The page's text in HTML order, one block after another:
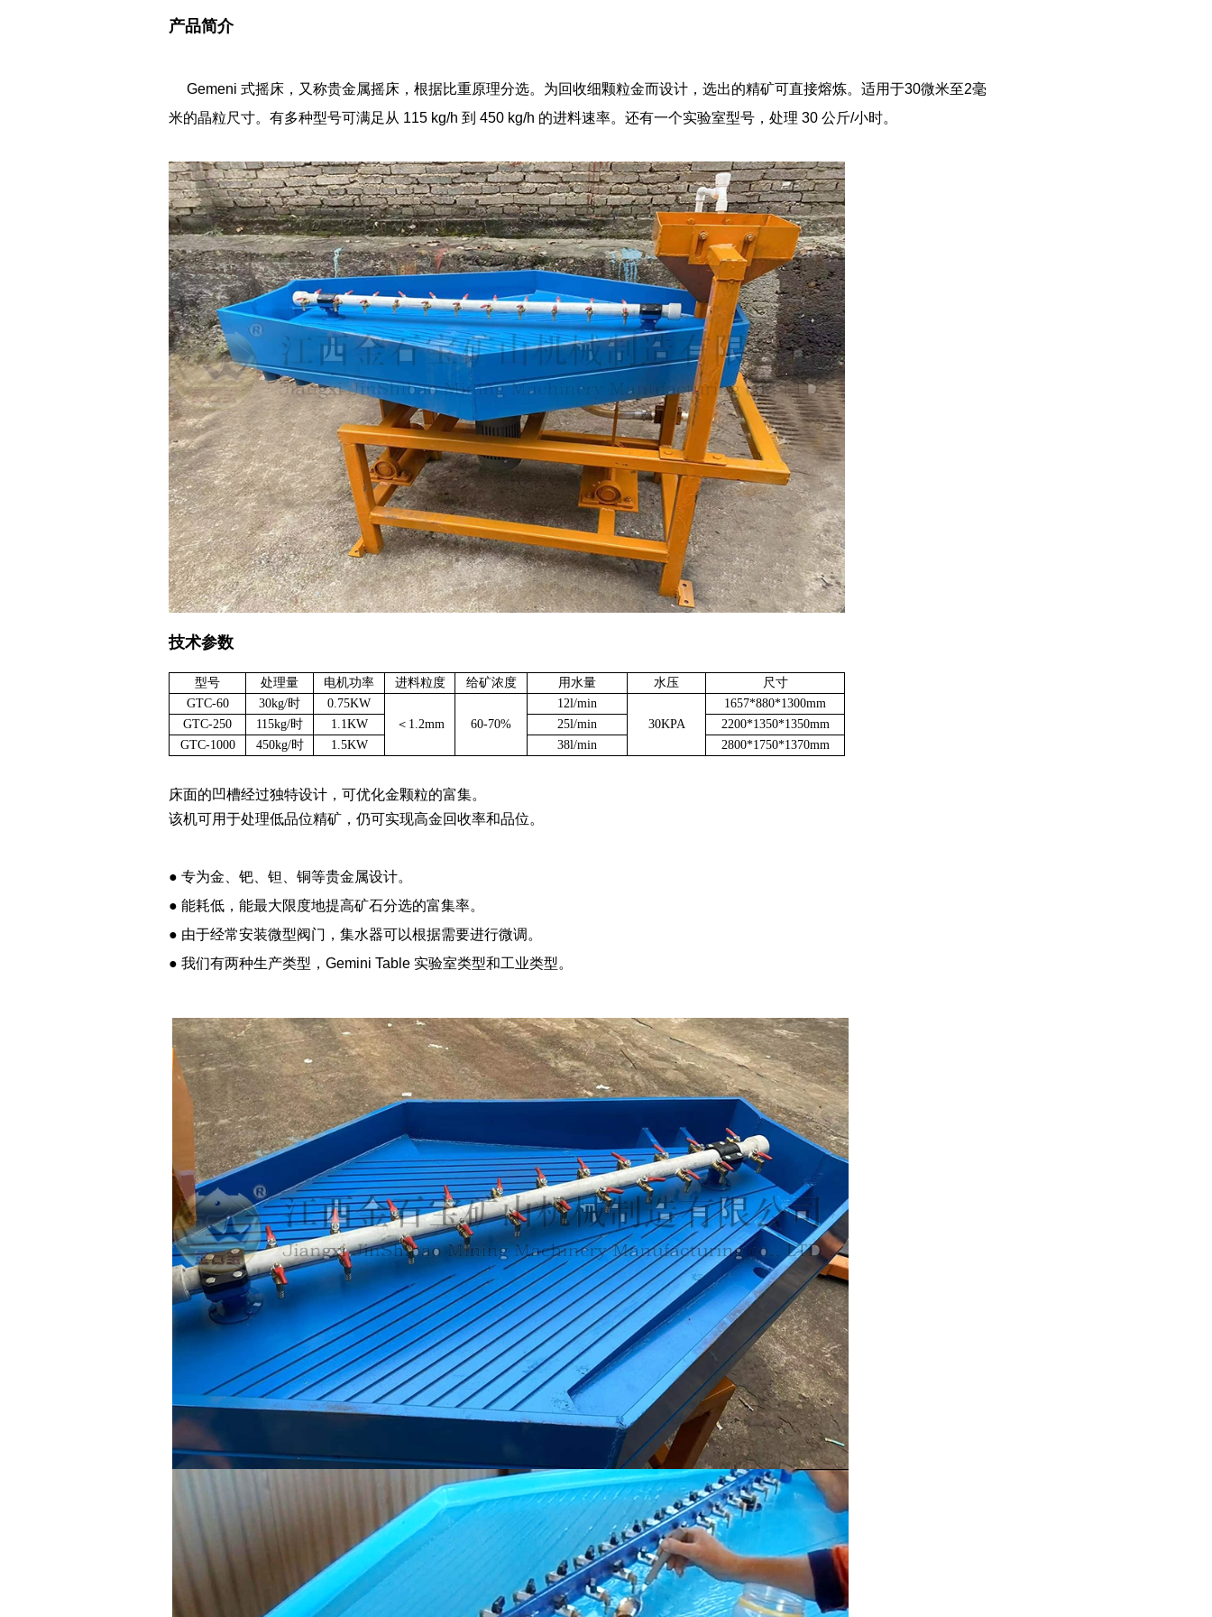
产品简介
Gemeni 式摇床，又称贵金属摇床，根据比重原理分选。为回收细颗粒金而设计，选出的精矿可直接熔炼。适用于30微米至2毫
米的晶粒尺寸。 有多种型号可满足从 115 kg/h 到 450 kg/h 的进料速率。还有一个实验室型号 ，处理 30 公斤/小时。
技术参数
型号 处理量 电机功率 进料粒度 给矿浓度 用水量 水压
尺寸
GTC-60
30kg/时
0.75KW
＜1.2mm
60-70%
12l/min
30KPA
1657*880*1300mm
GTC-250
115kg/时 1.1KW 25l/min
2200*1350*1350mm
GTC-1000
450kg/时 1.5KW 38l/min 2800*1750*1370mm
床面的凹槽经过独特设计，可优化金颗粒的富集。
该机可用于处理低品位精矿，仍可实现高金回收率和品位。
● 专为金、钯、钽、铜等贵金属设计。
● 能耗低，能最大限度地提高矿石分选的富集率。
● 由于经常安装微型阀门，集水器可以根据需要进行微调。
● 我们有两种生产类型， Gemini Table 实验室类型和工业类型。